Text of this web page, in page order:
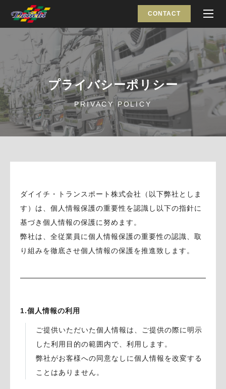
CONTACT
プライバシーポリシー
PRIVACY POLICY
ダイイチ・トランスポート株式会社（以下弊社としま
す）は、個人情報保護の重要性を認識し以下の指針に
基づき個人情報の保護に努めます。
弊社は、全従業員に個人情報保護の重要性の認識、取
り組みを徹底させ個人情報の保護を推進致します。
1.個人情報の利用
ご提供いただいた個人情報は、ご提供の際に明示
した利用目的の範囲内で、利用します。
弊社がお客様への同意なしに個人情報を改変する
ことはありません。